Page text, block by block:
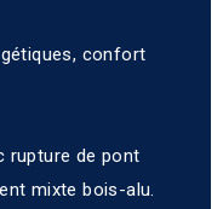
confort
rupture de pont
mixte bois-alu.